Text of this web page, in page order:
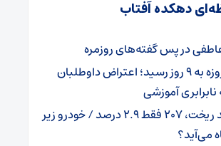
دهکده آفتاب
در پس گفته‌های روزمره
فاصله ۲۰ روزه به ۹ روز رسید؛ اعتراض داوطلبان
دلار ۴ درصد ریخت، ۲۰۷ فقط ۲.۹ درصد / خودرو زیر
می‌آید؟